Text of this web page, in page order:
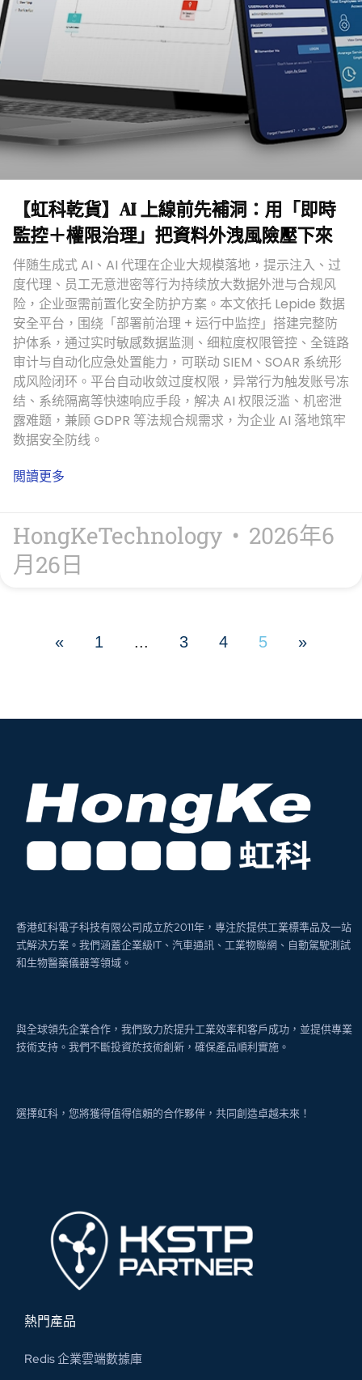
【虹科乾貨】AI 上線前先補洞：用「即時
監控＋權限治理」把資料外洩風險壓下來​
伴随生成式 AI、AI 代理在企业大规模落地，提示注入、过
度代理、员工无意泄密等行为持续放大数据外泄与合规风
险，企业亟需前置化安全防护方案。本文依托 Lepide 数据
安全平台，围绕「部署前治理 + 运行中监控」搭建完整防
护体系，通过实时敏感数据监测、细粒度权限管控、全链路
审计与自动化应急处置能力，可联动 SIEM、SOAR 系统形
成风险闭环。平台自动收敛过度权限，异常行为触发账号冻
结、系统隔离等快速响应手段，解决 AI 权限泛滥、机密泄
露难题，兼顾 GDPR 等法规合规需求，为企业 AI 落地筑牢
数据安全防线。
閲讀更多
HongKeTechnology
2026年6
月26日
« 1 ... 3 4 5 »
香港虹科電子科技有限公司成立於2011年，專注於提供工業標準品及一站
式解決方案。我們涵蓋企業級IT、汽車通訊、工業物聯網、自動駕駛測試
和生物醫藥儀器等領域。
與全球領先企業合作，我們致力於提升工業效率和客戶成功，並提供專業
技術支持。我們不斷投資於技術創新，確保產品順利實施。
選擇虹科，您將獲得值得信賴的合作夥伴，共同創造卓越未來！
熱門產品
Redis 企業雲端數據庫